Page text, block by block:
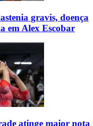
gravis, doença
em Alex Escobar
atinge maior nota